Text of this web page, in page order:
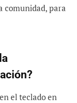
comunidad, para
el teclado en